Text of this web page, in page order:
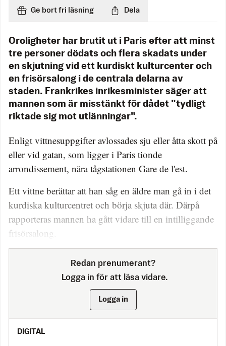
Ge bort fri läsning Dela
Oroligheter har brutit ut i Paris efter att minst
tre personer dödats och flera skadats under
en skjutning vid ett kurdiskt kulturcenter och
en frisörsalong i de centrala delarna av
staden. Frankrikes inrikesminister säger att
mannen som är misstänkt för dådet "tydligt
riktade sig mot utlänningar".
Enligt vittnesuppgifter avlossades sju eller åtta skott på
eller vid gatan, som ligger i Paris tionde
arrondissement, nära tågstationen Gare de l'est.
Ett vittne berättar att han såg en äldre man gå in i det
kurdiska kulturcentret och börja skjuta där. Därpå
rapporteras mannen ha gått vidare till en intilliggande
frisörsalong.
Redan prenumerant?
Logga in för att läsa vidare.
Logga in
DIGITAL